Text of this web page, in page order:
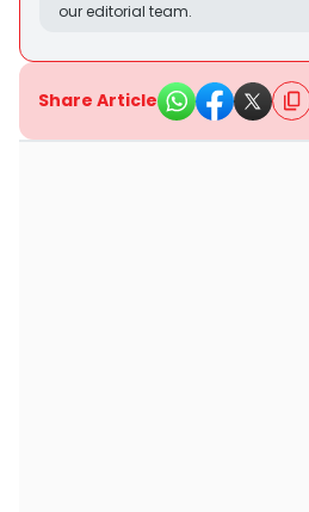
our editorial team.
Share Article